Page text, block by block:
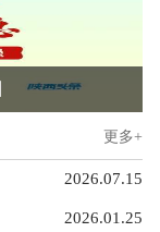
更多+
2026.07.15
2026.01.25